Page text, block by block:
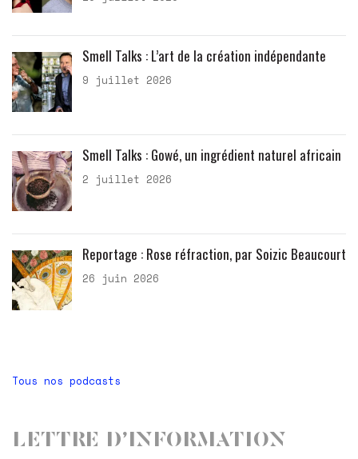
Smell Talks : L’art de la création indépendante
9 juillet 2026
Smell Talks : Gowé, un ingrédient naturel africain
2 juillet 2026
Reportage : Rose réfraction, par Soizic Beaucourt
26 juin 2026
Tous nos podcasts
Lettre d’information